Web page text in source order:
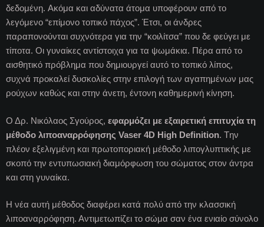
δεδομένη. Aκόμα και αδύνατα άτομα υποφέρουν από το
λεγόμενο “επίμονο τοπικό πάχος”. Έτσι, οι άνδρες
παραπονούνται συχνότερα για την “κοιλίτσα” που δε φεύγει με
τίποτα. Oι γυναίκες αντίστοιχα για τα ψωμάκια. Πέρα από το
αισθητικό πρόβλημα που δημιουργεί αυτό το τοπικό λίπος,
συχνά προκαλεί δυσκολίες στην επιλογή των αγαπημένων μας
ρούχων καθώς και στην άνετη, έντονη καθημερινή κίνηση.
Ο Δρ. Νικόλαος Σγούρος, εφαρμόζει με εξαιρετική επιτυχία τη
μέθοδο λιποαναρρόφησης Vaser 4D High Definition. Tην
πλέον εξελιγμένη και πρωτοποριακή μέθοδο λιπογλυπτικής με
σκοπό την εντυπωσιακή διαμόρφωση του σώματος στον άντρα
και στη γυναίκα.
Η νέα αυτή μέθοδος διαφέρει κατά πολύ από την κλασσική
λιποαναρρόφηση. Αντιμετωπίζει το σώμα σαν ένα ενιαίο σύνολο